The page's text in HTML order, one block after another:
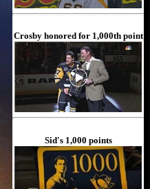
Crosby honored for 1,000th point
Sid's 1,000 points